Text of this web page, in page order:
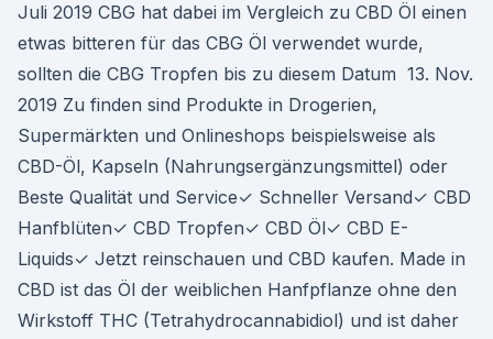
Juli 2019 CBG hat dabei im Vergleich zu CBD Öl einen
etwas bitteren für das CBG Öl verwendet wurde,
sollten die CBG Tropfen bis zu diesem Datum 13. Nov.
2019 Zu finden sind Produkte in Drogerien,
Supermärkten und Onlineshops beispielsweise als
CBD-Öl, Kapseln (Nahrungsergänzungsmittel) oder
Beste Qualität und Service✓ Schneller Versand✓ CBD
Hanfblüten✓ CBD Tropfen✓ CBD Öl✓ CBD E-
Liquids✓ Jetzt reinschauen und CBD kaufen. Made in
CBD ist das Öl der weiblichen Hanfpflanze ohne den
Wirkstoff THC (Tetrahydrocannabidiol) und ist daher